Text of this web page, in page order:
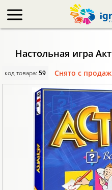
Настольная игра
код товара:59 Снято с